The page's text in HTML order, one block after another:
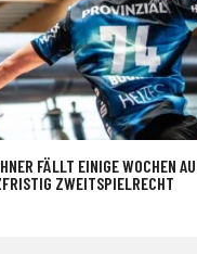
FÄLLT EINIGE WOCHEN
ZWEITSPIELRECHT